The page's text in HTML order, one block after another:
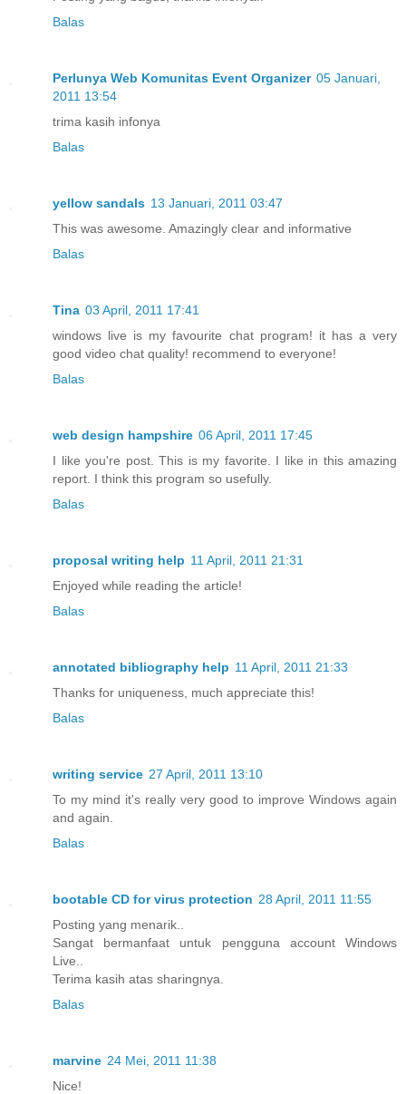
Balas
Perlunya Web Komunitas Event Organizer 05 Januari,
2011 13:54
trima kasih infonya
Balas
yellow sandals 13 Januari, 2011 03:47
This was awesome. Amazingly clear and informative
Balas
Tina 03 April, 2011 17:41
windows live is my favourite chat program! it has a very
good video chat quality! recommend to everyone!
Balas
web design hampshire 06 April, 2011 17:45
I like you're post. This is my favorite. I like in this amazing
report. I think this program so usefully.
Balas
proposal writing help 11 April, 2011 21:31
Enjoyed while reading the article!
Balas
annotated bibliography help 11 April, 2011 21:33
Thanks for uniqueness, much appreciate this!
Balas
writing service 27 April, 2011 13:10
To my mind it's really very good to improve Windows again
and again.
Balas
bootable CD for virus protection 28 April, 2011 11:55
Posting yang menarik..
Sangat bermanfaat untuk pengguna account Windows
Live..
Terima kasih atas sharingnya.
Balas
marvine 24 Mei, 2011 11:38
Nice!